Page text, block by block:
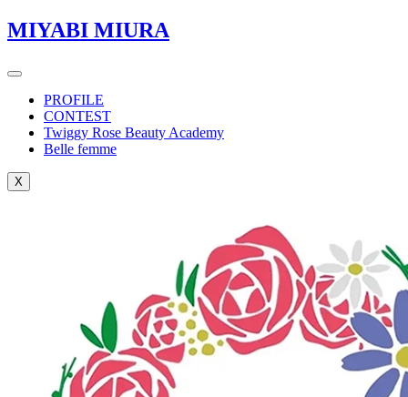
MIYABI MIURA
PROFILE
CONTEST
Twiggy Rose Beauty Academy
Belle femme
X